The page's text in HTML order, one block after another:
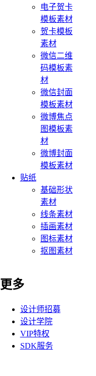
电子贺卡
模板素材
贺卡模板
素材
微信二维
码模板素
材
微信封面
模板素材
微博焦点
图模板素
材
微博封面
模板素材
贴纸
基础形状
素材
线条素材
插画素材
图标素材
抠图素材
更多
设计师招募
设计学院
VIP特权
SDK服务